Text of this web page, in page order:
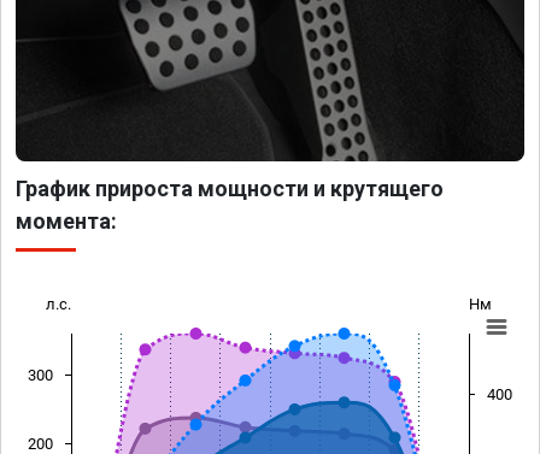
График прироста мощности и крутящего
момента:
л.с. Нм
200
300
400